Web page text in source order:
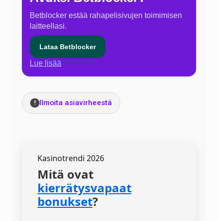
Betblocker estää rahapelisivujen toimimisen
laitteellasi.
Lataa Betblocker
Lue lisää
! Ilmoita asiavirheestä
Kasinotrendi 2026
Mitä ovat
kierrätysvapaat
bonukset?